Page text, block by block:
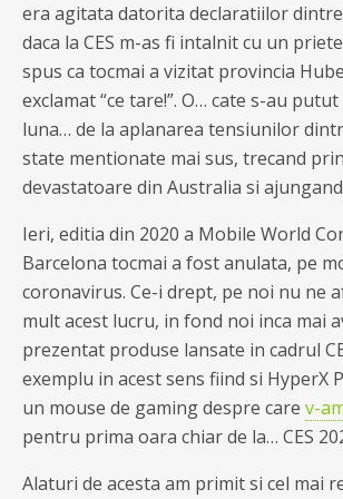
era agitata datorita declaratiilor dintre
daca la CES m-as fi intalnit cu un
spus ca tocmai a vizitat provincia
exclamat “ce tare!”. O… cate s-au
luna… de la aplanarea tensiunilor
state mentionate mai sus, trecand
devastatoare din Australia si
Ieri, editia din 2020 a Mobile World
Barcelona tocmai a fost anulata, pe
coronavirus. Ce-i drept, pe noi nu ne
mult acest lucru, in fond noi inca mai
prezentat produse lansate in cadrul
exemplu in acest sens fiind si HyperX
un mouse de gaming despre care v-
pentru prima oara chiar de la… CES
Alaturi de acesta am primit si cel mai